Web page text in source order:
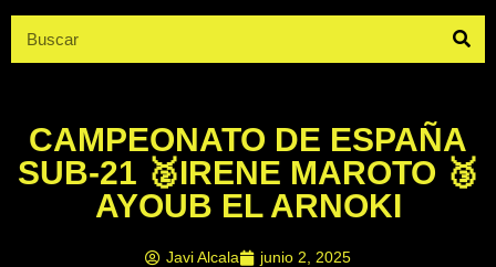
CAMPEONATO DE ESPAÑA
SUB-21 🥈IRENE MAROTO 🥉
AYOUB EL ARNOKI
Javi Alcala junio 2, 2025